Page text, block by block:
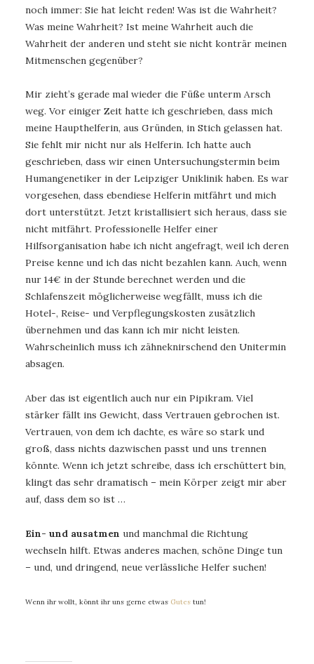
noch immer: Sie hat leicht reden! Was ist die Wahrheit?
Was meine Wahrheit? Ist meine Wahrheit auch die
Wahrheit der anderen und steht sie nicht konträr meinen
Mitmenschen gegenüber?
Mir zieht’s gerade mal wieder die Füße unterm Arsch
weg. Vor einiger Zeit hatte ich geschrieben, dass mich
meine Haupthelferin, aus Gründen, in Stich gelassen hat.
Sie fehlt mir nicht nur als Helferin. Ich hatte auch
geschrieben, dass wir einen Untersuchungstermin beim
Humangenetiker in der Leipziger Uniklinik haben. Es war
vorgesehen, dass ebendiese Helferin mitfährt und mich
dort unterstützt. Jetzt kristallisiert sich heraus, dass sie
nicht mitfährt. Professionelle Helfer einer
Hilfsorganisation habe ich nicht angefragt, weil ich deren
Preise kenne und ich das nicht bezahlen kann. Auch, wenn
nur 14€ in der Stunde berechnet werden und die
Schlafenszeit möglicherweise wegfällt, muss ich die
Hotel-, Reise- und Verpflegungskosten zusätzlich
übernehmen und das kann ich mir nicht leisten.
Wahrscheinlich muss ich zähneknirschend den Unitermin
absagen.
Aber das ist eigentlich auch nur ein Pipikram. Viel
stärker fällt ins Gewicht, dass Vertrauen gebrochen ist.
Vertrauen, von dem ich dachte, es wäre so stark und
groß, dass nichts dazwischen passt und uns trennen
könnte. Wenn ich jetzt schreibe, dass ich erschüttert bin,
klingt das sehr dramatisch – mein Körper zeigt mir aber
auf, dass dem so ist …
Ein- und ausatmen und manchmal die Richtung
wechseln hilft. Etwas anderes machen, schöne Dinge tun
– und, und dringend, neue verlässliche Helfer suchen!
Wenn ihr wollt, könnt ihr uns gerne etwas Gutes tun!